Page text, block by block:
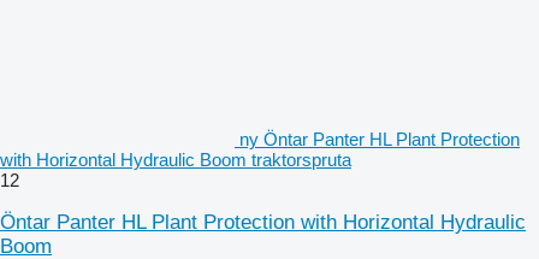
ny Öntar Panter HL Plant Protection
with Horizontal Hydraulic Boom traktorspruta
12
Öntar Panter HL Plant Protection with Horizontal Hydraulic
Boom